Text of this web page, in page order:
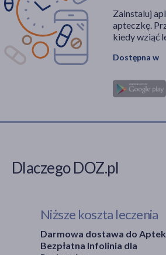
Zainstaluj
apteczkę.
kiedy wziąć
Dostępna w
Dlaczego DOZ.pl
Niższe koszta leczenia
Darmowa dostawa do
Bezpłatna Infolinia dla